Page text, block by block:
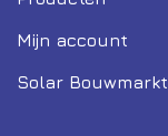
Mijn account
Solar Bouwmarkt